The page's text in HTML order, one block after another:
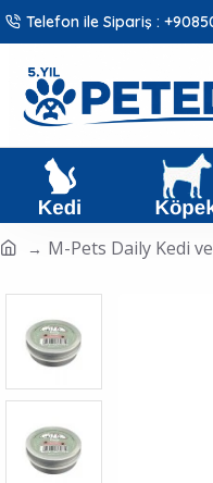
Telefon ile Sipariş :
M-Pets Daily Kedi